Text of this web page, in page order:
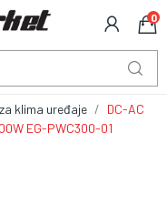
0
klima uređaje
DC-AC
EG-PWC300-01